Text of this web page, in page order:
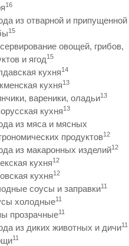
16
из отварной и припущенной
15
овощей, грибов,
и ягод15
кухня14
кухня13
вареники, оладьи13
кухня13
из мяса и мясных
продуктов12
из макаронных изделий12
кухня12
кухня12
соусы и заправки11
холодные11
прозрачные11
из диких животных и дичи11
11